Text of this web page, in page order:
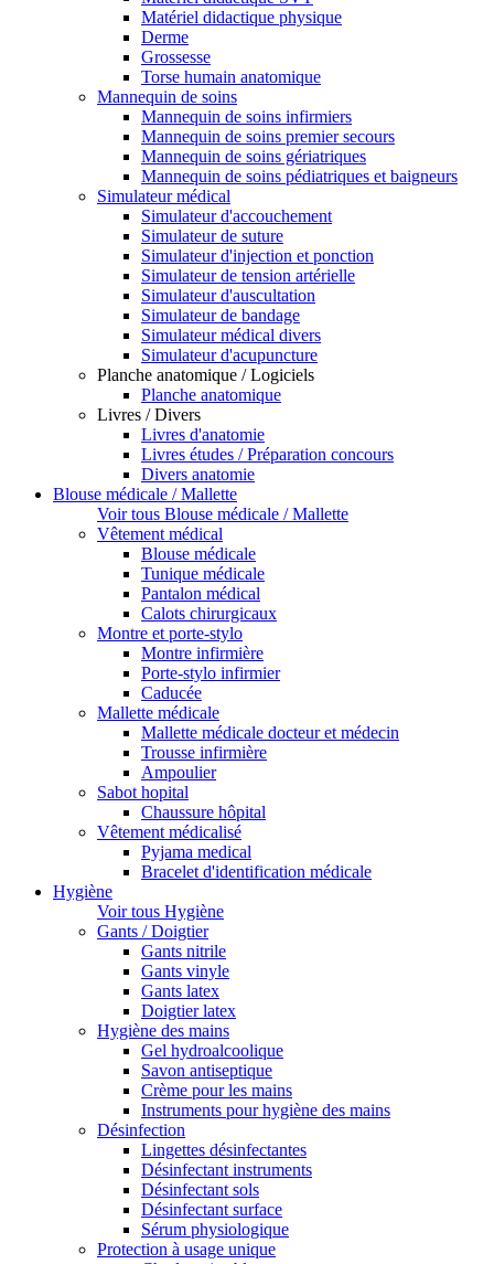
Matériel didactique physique
Derme
Grossesse
Torse humain anatomique
Mannequin de soins
Mannequin de soins infirmiers
Mannequin de soins premier secours
Mannequin de soins gériatriques
Mannequin de soins pédiatriques et baigneurs
Simulateur médical
Simulateur d'accouchement
Simulateur de suture
Simulateur d'injection et ponction
Simulateur de tension artérielle
Simulateur d'auscultation
Simulateur de bandage
Simulateur médical divers
Simulateur d'acupuncture
Planche anatomique / Logiciels
Planche anatomique
Livres / Divers
Livres d'anatomie
Livres études / Préparation concours
Divers anatomie
Blouse médicale / Mallette
Voir tous Blouse médicale / Mallette
Vêtement médical
Blouse médicale
Tunique médicale
Pantalon médical
Calots chirurgicaux
Montre et porte-stylo
Montre infirmière
Porte-stylo infirmier
Caducée
Mallette médicale
Mallette médicale docteur et médecin
Trousse infirmière
Ampoulier
Sabot hopital
Chaussure hôpital
Vêtement médicalisé
Pyjama medical
Bracelet d'identification médicale
Hygiène
Voir tous Hygiène
Gants / Doigtier
Gants nitrile
Gants vinyle
Gants latex
Doigtier latex
Hygiène des mains
Gel hydroalcoolique
Savon antiseptique
Crème pour les mains
Instruments pour hygiène des mains
Désinfection
Lingettes désinfectantes
Désinfectant instruments
Désinfectant sols
Désinfectant surface
Sérum physiologique
Protection à usage unique